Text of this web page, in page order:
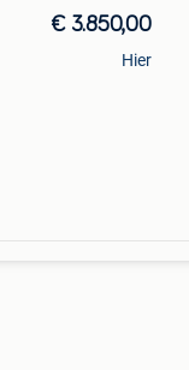
€ 3.850,00
Hier